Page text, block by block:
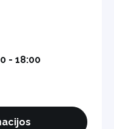
- 18:00